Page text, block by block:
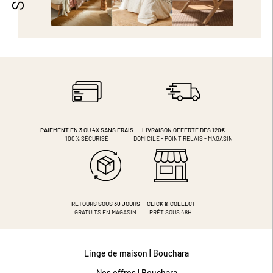
PAIEMENT EN 3 OU 4XSANS FRAIS
100% SÉCURISÉ
LIVRAISON OFFERTE DÈS 120€
DOMICILE - POINT RELAIS - MAGASIN
RETOURS SOUS 30 JOURS
GRATUITS EN MAGASIN
CLICK & COLLECT
PRÊT SOUS 48H
Linge de maison | Bouchara